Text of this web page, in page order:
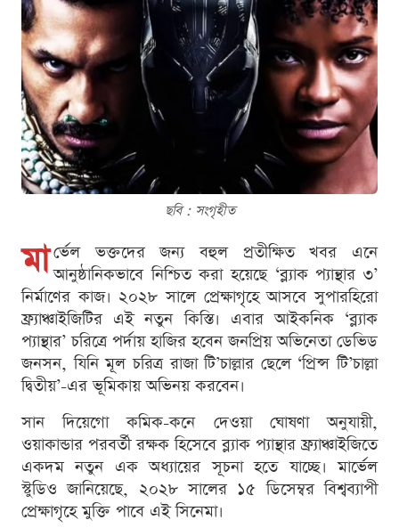
ছবি : সংগৃহীত
মা র্ভেল ভক্তদের জন্য বহুল প্রতীক্ষিত খবর এনে
আনুষ্ঠানিকভাবে নিশ্চিত করা হয়েছে ‘ব্ল্যাক প্যান্থার ৩’
নির্মাণের কাজ। ২০২৮ সালে প্রেক্ষাগৃহে আসবে সুপারহিরো
ফ্র্যাঞ্চাইজিটির এই নতুন কিস্তি। এবার আইকনিক ‘ব্ল্যাক
প্যান্থার’ চরিত্রে পর্দায় হাজির হবেন জনপ্রিয় অভিনেতা ডেভিড
জনসন, যিনি মূল চরিত্র রাজা টি’চাল্লার ছেলে ‘প্রিন্স টি’চাল্লা
দ্বিতীয়’-এর ভূমিকায় অভিনয় করবেন।
সান দিয়েগো কমিক-কনে দেওয়া ঘোষণা অনুযায়ী,
ওয়াকান্ডার পরবর্তী রক্ষক হিসেবে ব্ল্যাক প্যান্থার ফ্র্যাঞ্চাইজিতে
একদম নতুন এক অধ্যায়ের সূচনা হতে যাচ্ছে। মার্ভেল
স্টুডিও জানিয়েছে, ২০২৮ সালের ১৫ ডিসেম্বর বিশ্বব্যাপী
প্রেক্ষাগৃহে মুক্তি পাবে এই সিনেমা।